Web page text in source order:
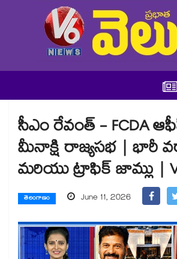
సీఎం రేవంత్ - FCDA
మీనాక్షి రాజ్యసభ | భారీ
మరియు ట్రాఫిక్ జామ్లు |
తెలంగాణం June 11, 2026